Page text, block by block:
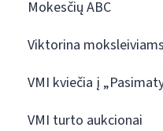
Mokesčių ABC
Viktorina moksleiviams
VMI kviečia į
VMI turto aukcionai